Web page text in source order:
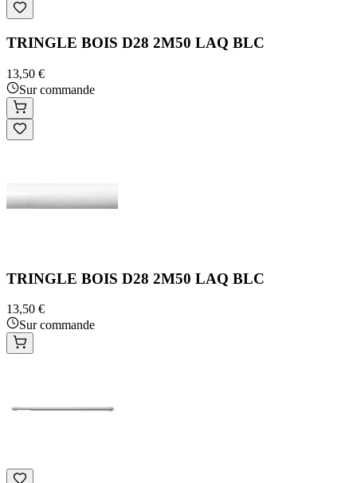
TRINGLE BOIS D28 2M50 LAQ BLC
13,50 €
Sur commande
TRINGLE BOIS D28 2M50 LAQ BLC
13,50 €
Sur commande